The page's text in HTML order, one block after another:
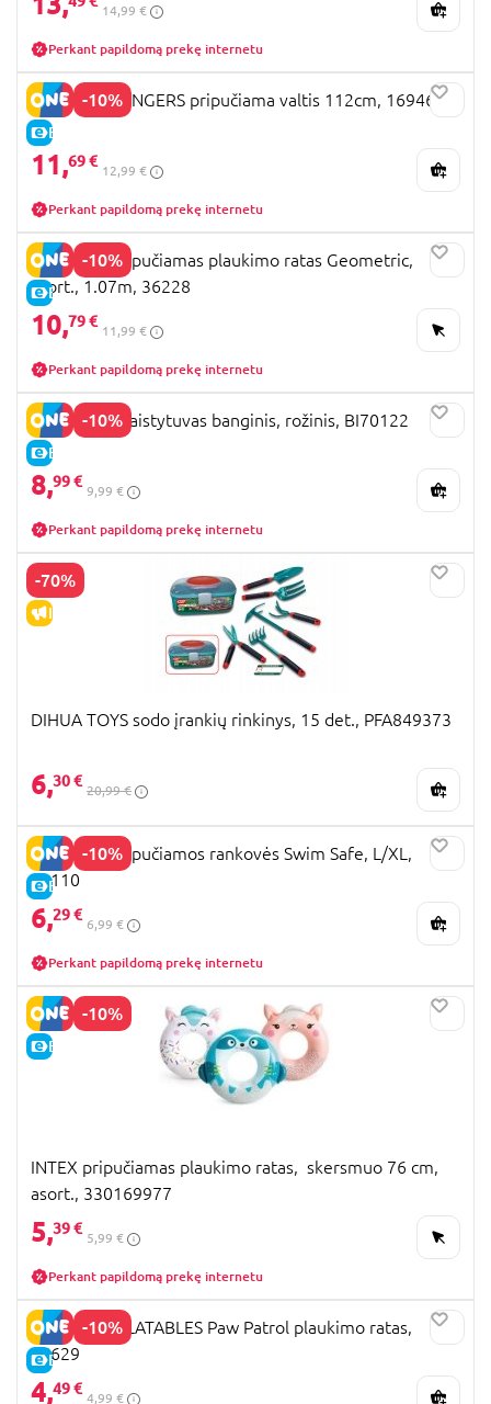
14,99 €
Perkant papildomą prekę internetu
-10%
E-KAINA
MONDO AVENGERS pripučiama valtis 112cm, 16946
11,69 €
12,99 €
Perkant papildomą prekę internetu
-10%
E-KAINA
BESTWAY pripučiamas plaukimo ratas Geometric,
asort., 1.07m, 36228
10,79 €
11,99 €
Perkant papildomą prekę internetu
-10%
E-KAINA
BIBIO DolBi laistytuvas banginis, rožinis, BI70122
8,99 €
9,99 €
Perkant papildomą prekę internetu
-70%
IŠPARDAVIMAS
DIHUA TOYS sodo įrankių rinkinys, 15 det., PFA849373
6,30 €
20,99 €
-10%
E-KAINA
BESTWAY pripučiamos rankovės Swim Safe, L/XL,
32110
6,29 €
6,99 €
Perkant papildomą prekę internetu
-10%
E-KAINA
INTEX pripučiamas plaukimo ratas, skersmuo 76 cm,
asort., 330169977
5,39 €
5,99 €
Perkant papildomą prekę internetu
-10%
E-KAINA
MONDO INFLATABLES Paw Patrol plaukimo ratas,
16629
4,49 €
4,99 €